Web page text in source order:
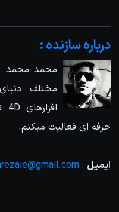
درباره سازنده :
محمد محمد
حرفه ای فعالیت میکنم.
ایمیل :